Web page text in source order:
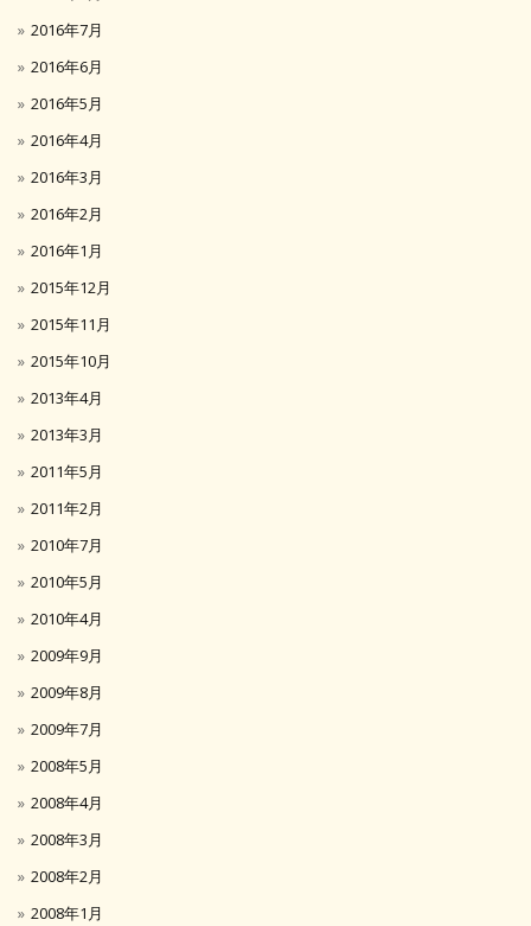
2016年7月
2016年6月
2016年5月
2016年4月
2016年3月
2016年2月
2016年1月
2015年12月
2015年11月
2015年10月
2013年4月
2013年3月
2011年5月
2011年2月
2010年7月
2010年5月
2010年4月
2009年9月
2009年8月
2009年7月
2008年5月
2008年4月
2008年3月
2008年2月
2008年1月